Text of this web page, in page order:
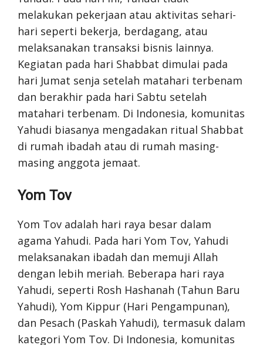
melakukan pekerjaan atau aktivitas sehari-
hari seperti bekerja, berdagang, atau
melaksanakan transaksi bisnis lainnya.
Kegiatan pada hari Shabbat dimulai pada
hari Jumat senja setelah matahari terbenam
dan berakhir pada hari Sabtu setelah
matahari terbenam. Di Indonesia, komunitas
Yahudi biasanya mengadakan ritual Shabbat
di rumah ibadah atau di rumah masing-
masing anggota jemaat.
Yom Tov
Yom Tov adalah hari raya besar dalam
agama Yahudi. Pada hari Yom Tov, Yahudi
melaksanakan ibadah dan memuji Allah
dengan lebih meriah. Beberapa hari raya
Yahudi, seperti Rosh Hashanah (Tahun Baru
Yahudi), Yom Kippur (Hari Pengampunan),
dan Pesach (Paskah Yahudi), termasuk dalam
kategori Yom Tov. Di Indonesia, komunitas